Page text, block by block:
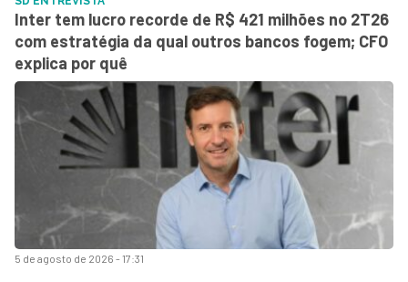
5 de agosto de 2026 - 17:31
Inter tem lucro recorde de R$ 421 milhões no 2T26
com estratégia da qual outros bancos fogem; CFO
explica por quê